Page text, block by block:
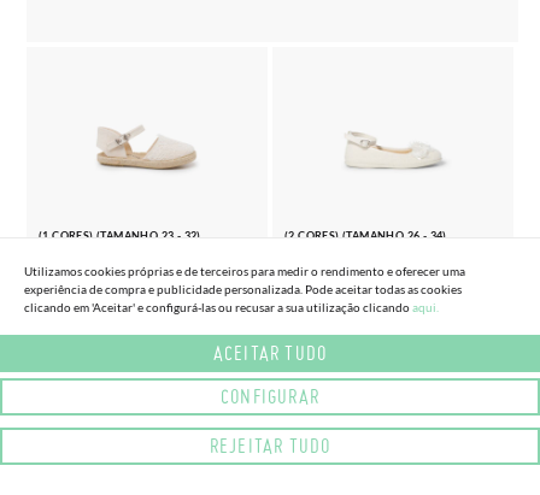
(1 CORES) (TAMANHO 23 - 32)
CERIMÓNIA
38,95€
(2 CORES) (TAMANHO 26 - 34)
FLOR
36,
29,56€
Utilizamos cookies próprias e de terceiros para medir o rendimento e oferecer uma
experiência de compra e publicidade personalizada. Pode aceitar todas as cookies
clicando em 'Aceitar' e configurá-las ou recusar a sua utilização clicandoaqui.
ACEITAR TUDO
CONFIGURAR
REJEITAR TUDO